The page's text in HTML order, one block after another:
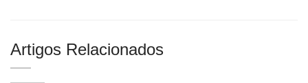
Artigos Relacionados